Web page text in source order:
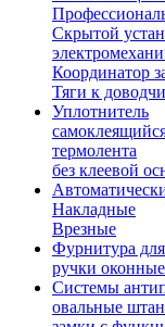
Скрытой
Координатор
Тяги к
Уплотнитель
термолента
без клеевой
Накладные
Врезные
Фурнитура
ручки оконные
Системы
овальные